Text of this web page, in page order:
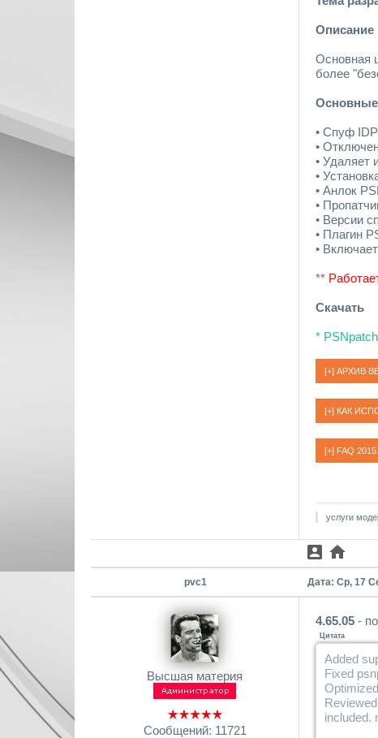
Описание
Основная
более
• Спуф
•
• Удаляет
•
• Анлок
•
• Версии
• Плагин
•
**
Скачать
*
услуги
pvc1 Дата: Ср, 17
Высшая материя
Сообщений: 11721
4.65.05 -
Цитата
Added
Fixed
included.